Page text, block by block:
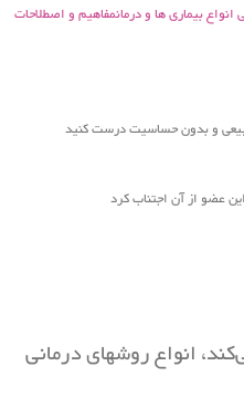
انواع بیماری ها و درمانمفاهیم و اصطلاحات
و بدون حساسیت درست کنید
عضو از آن اجتناب کرد
انواع روشهای درمانی